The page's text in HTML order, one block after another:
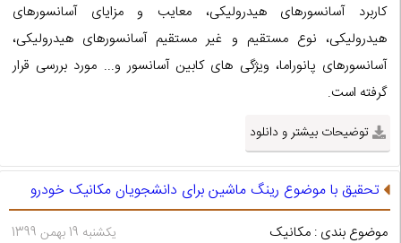
کاربرد آسانسورهای هیدرولیکی، معایب و مزایای آسانسورهای
هیدرولیکی، نوع مستقیم و غیر مستقیم آسانسورهای هیدرولیکی،
آسانسورهای پانوراما، ویژگی های کابین آسانسور و... مورد بررسی قرار
گرفته است.
توضیحات بیشتر و دانلود
تحقیق با موضوع رینگ ماشین برای دانشجویان مکانیک خودرو
موضوع بندی : مکانیک یکشنبه 19 بهمن 1399